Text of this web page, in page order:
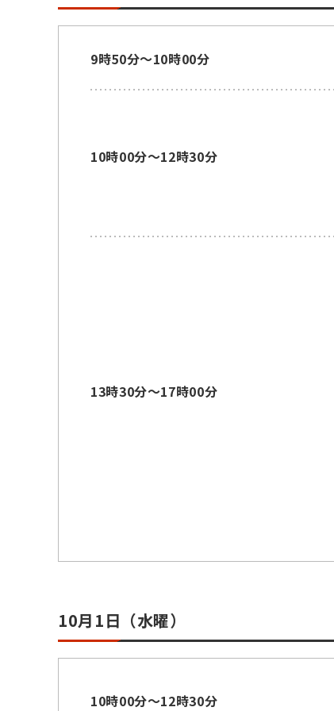
9時50分～10時00分
10時00分～12時30分
13時30分～17時00分
10月1日（水曜）
10時00分～12時30分